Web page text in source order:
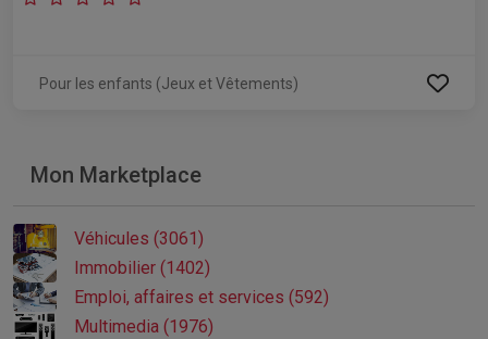
Pour les enfants (Jeux et Vêtements)
Mon Marketplace
Véhicules (3061)
Immobilier (1402)
Emploi, affaires et services (592)
Multimedia (1976)